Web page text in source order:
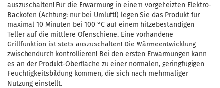
auszuschalten! Für die Erwärmung in einem vorgeheizten Elektro-
Backofen (Achtung: nur bei Umluft!) legen Sie das Produkt für
maximal 10 Minuten bei 100 °C auf einem hitzebeständigen
Teller auf die mittlere Ofenschiene. Eine vorhandene
Grillfunktion ist stets auszuschalten! Die Wärmeentwicklung
zwischendurch kontrollieren! Bei den ersten Erwärmungen kann
es an der Produkt-Oberfläche zu einer normalen, geringfügigen
Feuchtigkeitsbildung kommen, die sich nach mehrmaliger
Nutzung einstellt.